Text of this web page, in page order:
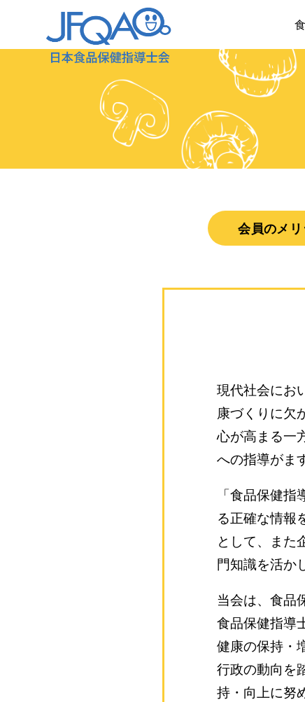
会員のメリ
現代社会にお
康づくりに欠
心が高まる一
への指導がま
「食品保健
る正確な情報
として、また
門知識を活か
当会は、食品
食品保健指導
健康の保持・
行政の動向を
持・向上に努